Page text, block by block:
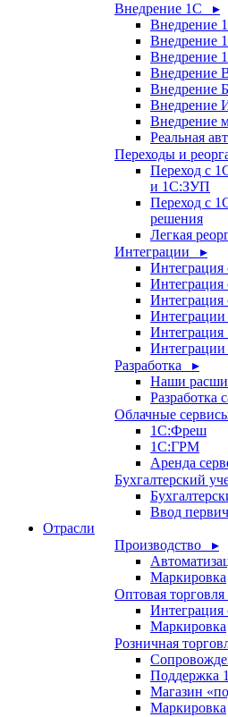
Внедрение 1С ▸
Внедрение
Внедрение
Внедрение
Внедрение
Внедрение
Внедрение
Внедрение
Реальная
Переходы и
Переход с
и 1С:ЗУП
Переход с
решения
Легкая
Интеграции ▸
Интеграция
Интеграция
Интеграция
Интеграции
Интеграция
Разработка ▸
Наши
Разработка
Облачные
1С:Фреш
1С:ГРМ
Аренда
Бухгалтерский
Ввод
Отрасли
Производство ▸
Маркировка
Оптовая
Интеграция
Маркировка
Розничная
Поддержка
Магазин
Маркировка